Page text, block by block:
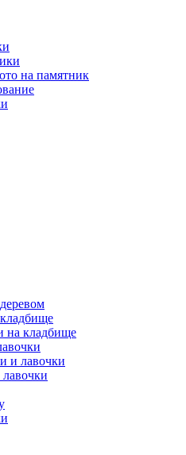
на памятник
на кладбище
и лавочки